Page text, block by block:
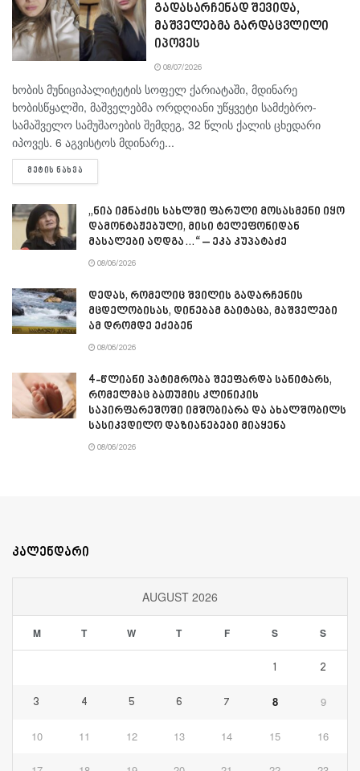
გადასარჩენად შევიდა,
მაშველებმა გარდაცვლილი
იპოვეს
08/07/2026
ხობის მუნიციპალიტეტის სოფელ ქარიატაში, მდინარე
ხობისწყალში, მაშველებმა ორდღიანი უწყვეტი სამძებრო-
სამაშველო სამუშაოების შემდეგ, 32 წლის ქალის ცხედარი
იპოვეს. 6 აგვისტოს მდინარე...
ᲛᲔᲢᲘᲡ ᲜᲐᲮᲕᲐ
„ნია იმნაძის სახლში ფარული მოსასმენი იყო
დამონტაჟებული, მისი ტელეფონიდან
მასალები აღდგა…“ – ეკა კუპატაძე
08/06/2026
დედას, რომელიც შვილის გადარჩენის
მცდელობისას, დინებამ გაიტაცა, მაშველები
ამ დრომდე ეძებენ
08/06/2026
4-წლიანი პატიმრობა შეეფარდა სანიტარს,
რომელმაც ბათუმის კლინიკის
საპირფარეშოში იმშობიარა და ახალშობილს
სასიკვდილო დაზიანებები მიაყენა
08/06/2026
კალენდარი
AUGUST 2026
M T W T F S S
1 2
3 4 5 6 7 8 9
10 11 12 13 14 15 16